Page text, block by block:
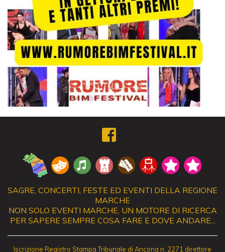
SAGRE, CONCERTI, FESTE ED EVENTI DELLA REGIONE
MARCHE
NON SOLO EVENTI MARCHE, UN MOTORE DI RICERCA
PER SAPERE SEMPRE COSA FARE E DOVE ANDARE...
Iscrizione Registro Stampa Tribunale di Ancona n. 2271 direttore